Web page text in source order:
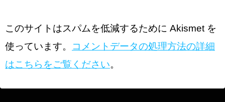
このサイトはスパムを低減するために Akismet を
使っています。
コメントデータの処理方法の詳細
はこちらをご覧ください。